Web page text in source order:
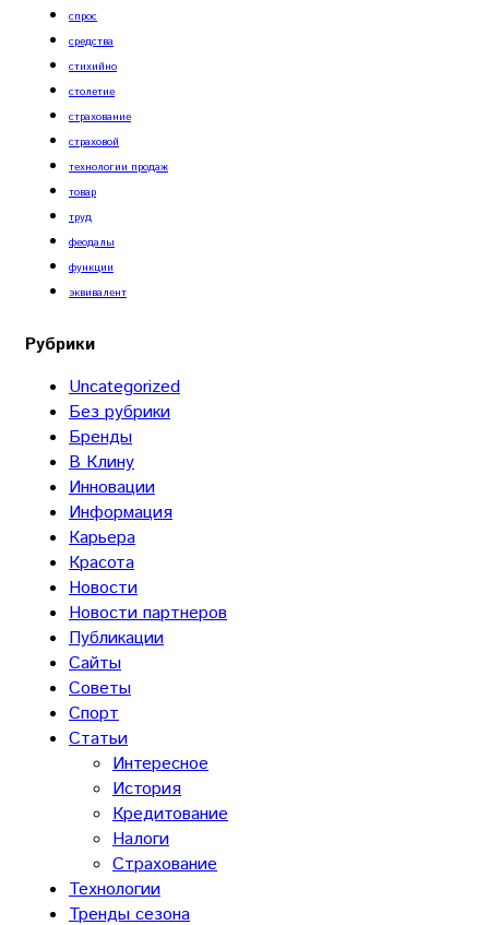
спрос
средства
стихийно
столетие
страхование
страховой
технологии продаж
товар
труд
феодалы
функции
эквивалент
Рубрики
Uncategorized
Без рубрики
Бренды
В Клину
Инновации
Информация
Карьера
Красота
Новости
Новости партнеров
Публикации
Сайты
Советы
Спорт
Статьи
Интересное
История
Кредитование
Налоги
Страхование
Технологии
Тренды сезона